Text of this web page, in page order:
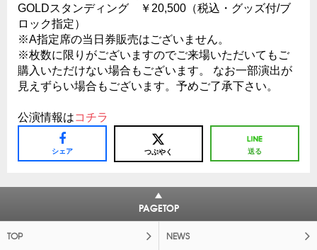
GOLDスタンディング ￥20,500（税込・グッズ付/ブ
ロック指定）
※A指定席の当日券販売はございません。
※枚数に限りがございますのでご来場いただいてもご
購入いただけない場合もございます。 なお一部演出が
見えずらい場合もございます。予めご了承下さい。
公演情報はコチラ
シェア つぶやく 送る
PAGETOP
TOP NEWS